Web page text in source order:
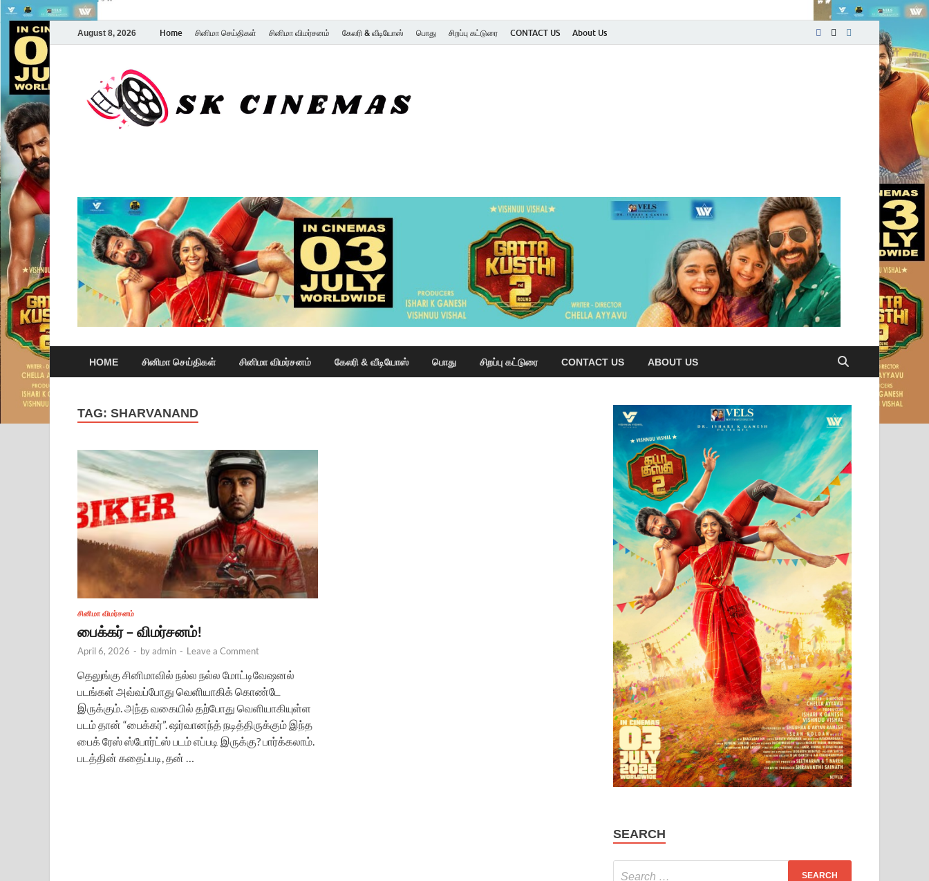
August 8, 2026 Home சினிமா செய்திகள் சினிமா விமர்சனம் கேலரி & வீடியோஸ் பொது சிறப்பு கட்டுரை CONTACT US About Us
HOME சினிமா செய்திகள் சினிமா விமர்சனம் கேலரி & வீடியோஸ் பொது சிறப்பு கட்டுரை CONTACT US ABOUT US
TAG: SHARVANAND
சினிமா விமர்சனம்
பைக்கர் – விமர்சனம்!
April 6, 2026 - byadmin - Leave a Comment
தெலுங்கு சினிமாவில் நல்ல நல்ல மோட்டிவேஷனல்
படங்கள் அவ்வப்போது வெளியாகிக் கொண்டே
இருக்கும். அந்த வகையில் தற்போது வெளியாகியுள்ள
படம் தான் “பைக்கர்”. ஷர்வானந்த் நடித்திருக்கும் இந்த
பைக் ரேஸ் ஸ்போர்ட்ஸ் படம் எப்படி இருக்கு? பார்க்கலாம்.
படத்தின் கதைப்படி, தன் …
SEARCH